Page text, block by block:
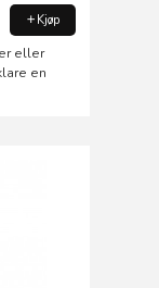
Kjøp
eller
en